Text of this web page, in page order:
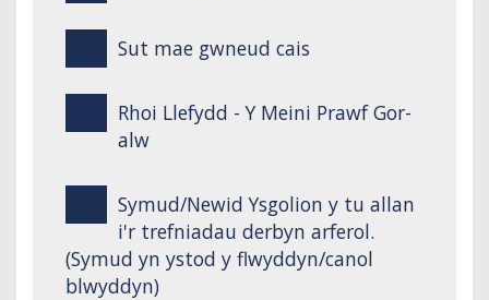
Sut mae gwneud cais
Rhoi Llefydd - Y Meini Prawf Gor-
alw
Symud/Newid Ysgolion y tu allan
i'r trefniadau derbyn arferol.
(Symud yn ystod y flwyddyn/canol
blwyddyn)